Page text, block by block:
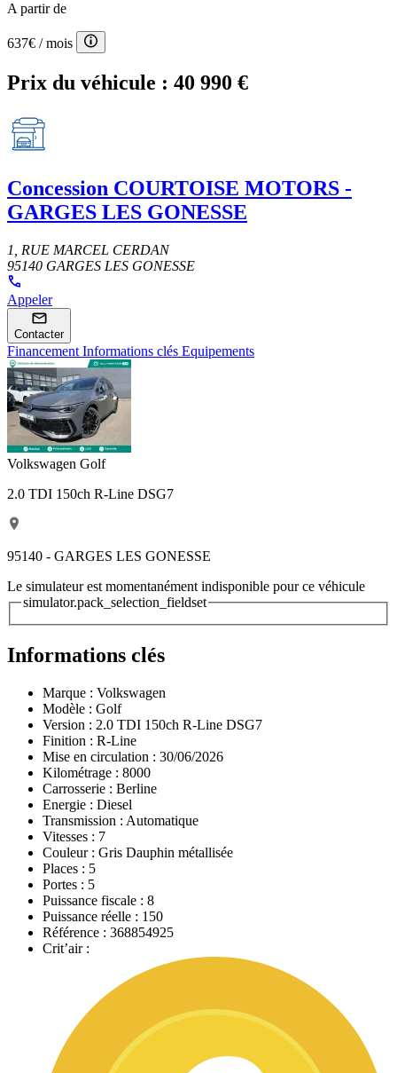
A partir de
637€ / mois
Prix du véhicule : 40 990 €
Concession COURTOISE MOTORS -
GARGES LES GONESSE
1, RUE MARCEL CERDAN
95140 GARGES LES GONESSE
Appeler
Contacter
Financement Informations clés Equipements
Volkswagen Golf
2.0 TDI 150ch R-Line DSG7
95140 - GARGES LES GONESSE
Le simulateur est momentanément indisponible pour ce véhicule
simulator.pack_selection_fieldset
Informations clés
Marque : Volkswagen
Modèle : Golf
Version : 2.0 TDI 150ch R-Line DSG7
Finition : R-Line
Mise en circulation : 30/06/2026
Kilométrage : 8000
Carrosserie : Berline
Energie : Diesel
Transmission : Automatique
Vitesses : 7
Couleur : Gris Dauphin métallisée
Places : 5
Portes : 5
Puissance fiscale : 8
Puissance réelle : 150
Référence : 368854925
Crit’air :